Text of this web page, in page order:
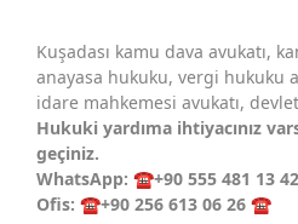
Kuşadası kamu dava avukatı,
anayasa hukuku, vergi hukuku
idare mahkemesi avukatı,
Hukuki yardıma ihtiyacınız
geçiniz.
WhatsApp: ☎️+90 555 481 13 42
Ofis: ☎️+90 256 613 06 26 ☎️